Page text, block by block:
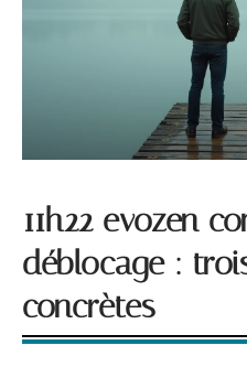
11h22 evozen
déblocage :
concrètes